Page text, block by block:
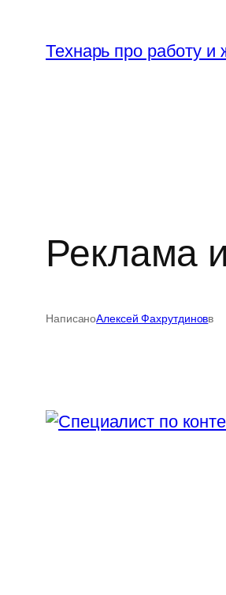
содержимому
Технарь про работу и
Реклама
НаписаноАлексей Фахрутдиновв